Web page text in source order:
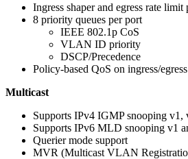
Ingress shaper and egress rate limit
8 priority queues per port
IEEE 802.1p CoS
VLAN ID priority
DSCP/Precedence
Policy-based QoS on ingress/egress
Multicast
Supports IPv4 IGMP snooping v1,
Supports IPv6 MLD snooping v1
Querier mode support
MVR (Multicast VLAN